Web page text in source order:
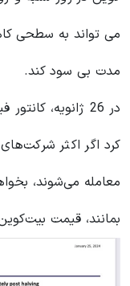
می تواند به سطحی
مدت بی سود کند.
در 26 ژانویه،
کرد اگر اکثر
معامله می‌شوند،
بمانند، قیمت بیت‌کوین باید بالای